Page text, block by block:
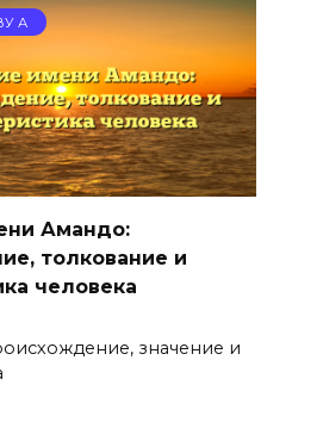
А
Амандо:
толкование и
человека
значение и